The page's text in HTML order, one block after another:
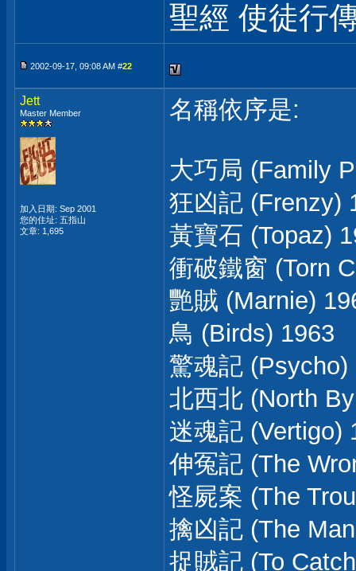
聖經 使徒行
2002-09-17, 09:08 AM #22
Jett
Master Member
加入日期: Sep 2001
您的住址: 五指山
文章: 1,695
名稱依序是:
大巧局 (Family
狂凶記 (Frenzy)
黃寶石 (Topaz)
衝破鐵窗 (Torn
艷賊 (Marnie)
鳥 (Birds) 1963
驚魂記 (Psycho)
北西北 (North
迷魂記 (Vertigo)
伸冤記 (The
怪屍案 (The
擒凶記 (The
捉賊記 (To